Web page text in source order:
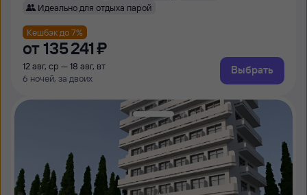
Идеально для отдыха парой
Кешбэк до 7%
от 135 ⁠241 ⁠₽
12 авг, ср — 18 авг, вт
6 ночей, за двоих
Выбрать